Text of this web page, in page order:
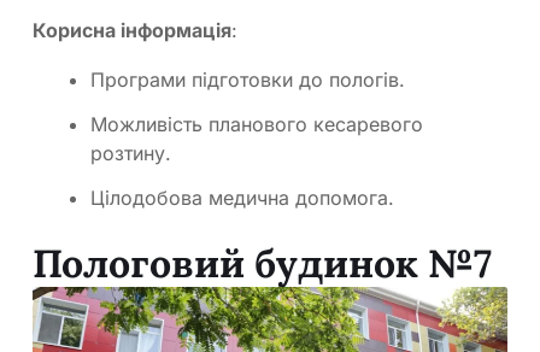
Корисна інформація:
Програми підготовки до пологів.
Можливість планового кесаревого
розтину.
Цілодобова медична допомога.
Пологовий будинок №7